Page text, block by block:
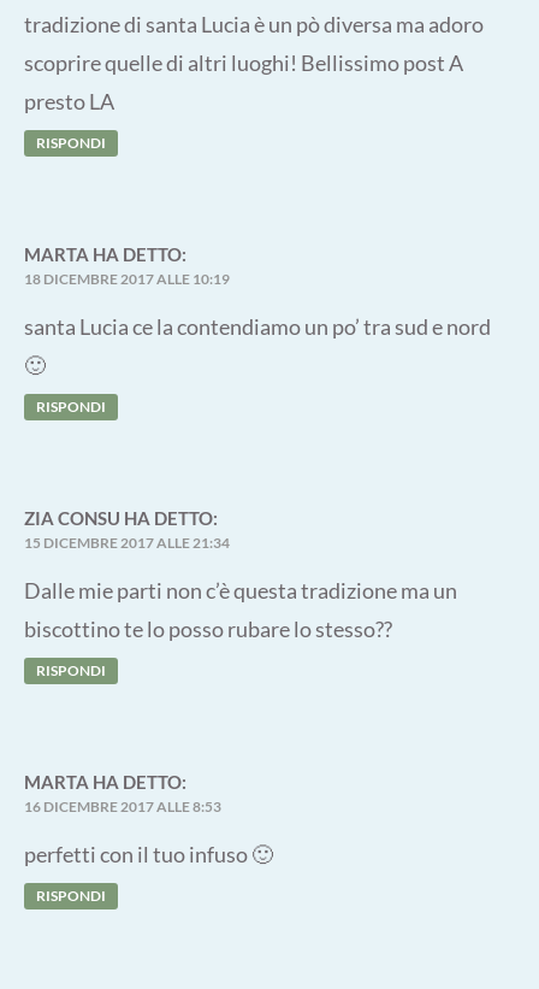
tradizione di santa Lucia è un pò diversa ma adoro
scoprire quelle di altri luoghi! Bellissimo post A
presto LA
RISPONDI
MARTA HA DETTO:
18 DICEMBRE 2017 ALLE 10:19
santa Lucia ce la contendiamo un po’ tra sud e nord
🙂
RISPONDI
ZIA CONSU HA DETTO:
15 DICEMBRE 2017 ALLE 21:34
Dalle mie parti non c’è questa tradizione ma un
biscottino te lo posso rubare lo stesso??
RISPONDI
MARTA HA DETTO:
16 DICEMBRE 2017 ALLE 8:53
perfetti con il tuo infuso 🙂
RISPONDI